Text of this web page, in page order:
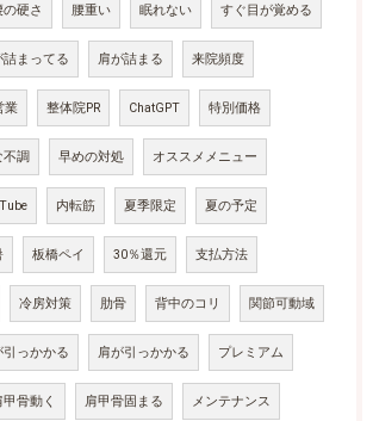
の硬さ 腰重い 眠れない すぐ目が覚める
詰まってる 肩が詰まる 来院頻度
業 整体院PR ChatGPT 特別価格
調 早めの対処 オススメメニュー
内転筋 夏季限定 夏の予定
板橋ペイ 30％還元 支払方法
冷房対策 肋骨 背中のコリ 関節可動域
引っかかる 肩が引っかかる プレミアム
甲骨動く 肩甲骨固まる メンテナンス